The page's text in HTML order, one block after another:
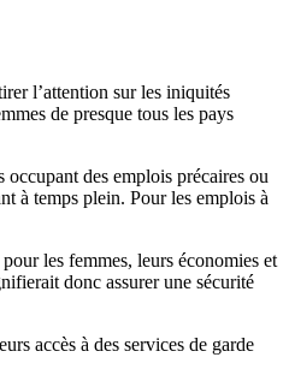
l’attention sur les iniquités
de presque tous les pays
des emplois précaires ou
à temps plein. Pour les emplois à
les femmes, leurs économies et
donc assurer une sécurité
accès à des services de garde